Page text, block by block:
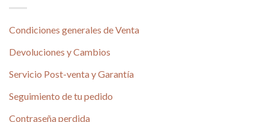
Condiciones generales de Venta
Devoluciones y Cambios
Servicio Post-venta y Garantía
Seguimiento de tu pedido
Contraseña perdida